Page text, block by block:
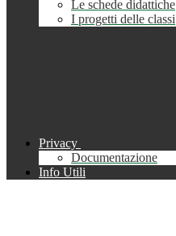
Le schede didattiche
I progetti delle classi
Privacy
Documentazione
Info Utili